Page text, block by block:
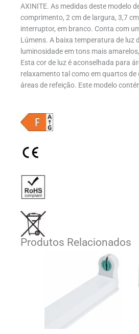
AXINITE. As medidas deste modelo
comprimento, 2 cm de largura, 3,7
interruptor, em branco. Conta com
Lúmens. A baixa temperatura de luz
luminosidade em tons mais
Esta cor de luz é aconselhada para
relaxamento tal como em quartos de
áreas de refeição. Este modelo
Produtos Relacionados